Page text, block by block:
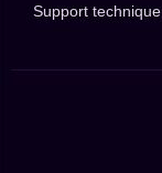
Support technique